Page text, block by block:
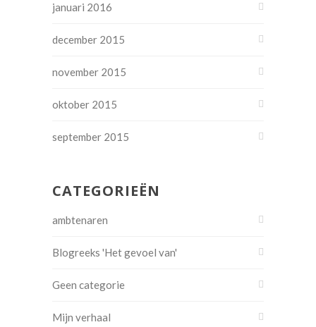
januari 2016
december 2015
november 2015
oktober 2015
september 2015
CATEGORIEËN
ambtenaren
Blogreeks 'Het gevoel van'
Geen categorie
Mijn verhaal